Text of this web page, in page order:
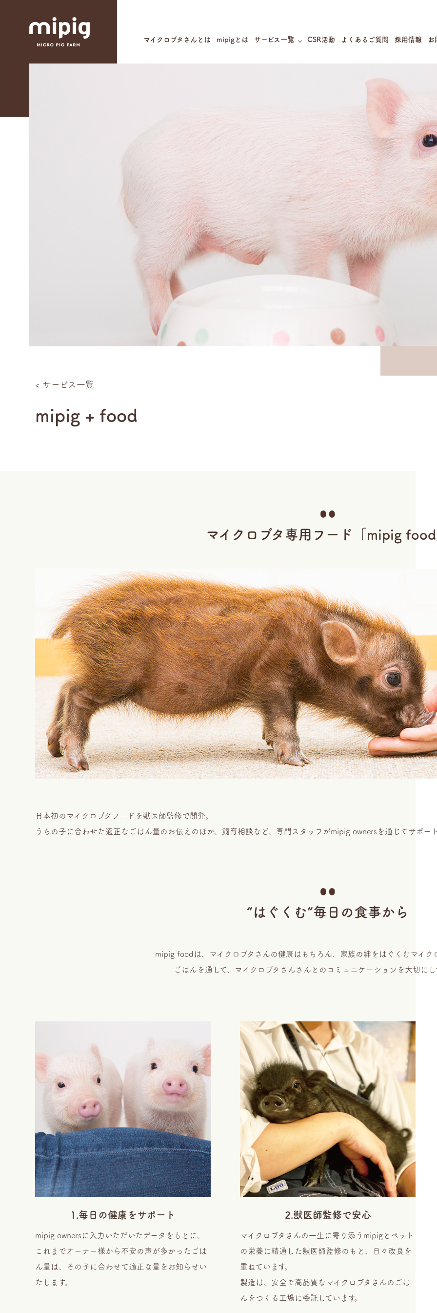
マイクロブタさんとは mipigとは サービス一覧 CSR活動 よくあるご質問 採用情報 お
< サービス一覧
mipig + food
マイクロブタ専用フード 「mipig
日本初のマイクロブタフードを獣医師監修で開発。
うちの子に合わせた適正なごはん量のお伝えのほか、飼育相談など、専門スタッフがmipig ownersを通じてサポー
“はぐくむ”毎日の食事から
mipig foodは、マイクロブタさんの健康はもちろん、家族の絆をはぐくむマイク
ごはんを通して、マイクロブタさんさんとのコミュニケーションを大切に
1.毎日の健康をサポート
mipig ownersに入力いただいたデータをもとに、
これまでオーナー様から不安の声が多かったごは
ん量は、その子に合わせて適正な量をお知らせい
たします。
2.獣医師監修で安心
マイクロブタさんの一生に寄り添うmipigとペット
の栄養に精通した獣医師監修のもと、日々改良を
重ねています。
製造は、安全で高品質なマイクロブタさんのごは
んをつくる工場に委託しています。